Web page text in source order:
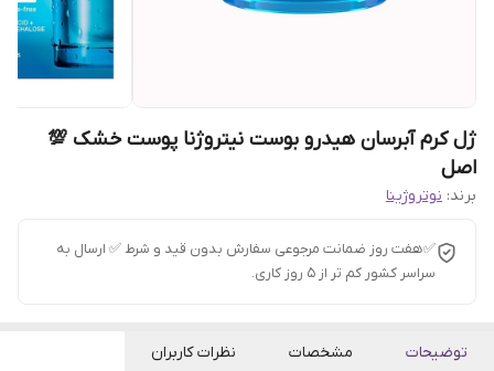
ژل کرم آبرسان هیدرو بوست نیتروژنا پوست خشک 💯
اصل
برند: نوتروژینا
✅هفت روز ضمانت مرجوعی سفارش بدون قید و شرط ✅ ارسال به
سراسر کشور کم تر از 5 روز کاری.
توضیحات مشخصات نظرات کاربران